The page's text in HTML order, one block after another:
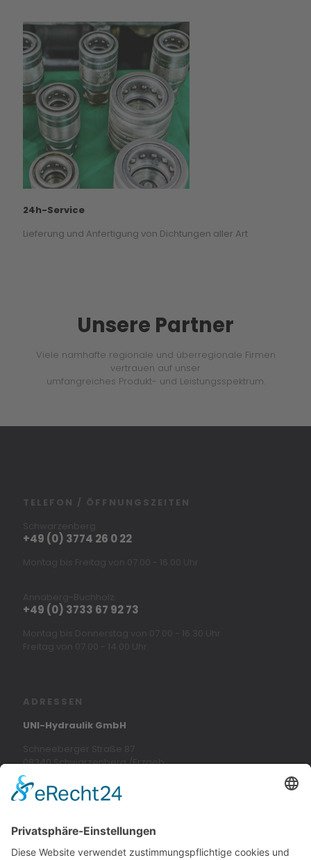
24h-Service
Lieferung und Anfertigung von Dichtungen aller Art
Unsere Partner
Viele namhafte regionale und überregionale Firmen
vertrauen auf unser
umfangreiches Produkt- und Leistungsspektrum.
TELEFON / ÖFFNUNGSZEITEN
+49 (0) 3774 26 0 22
+49 (0) 3733 67 92 73
ADRESSEN
UNI-Hydraulik GmbH
08340 Schwarzenberg /Erzgeb.
info@uni-hydraulik.de
09456 Annaberg-Buchholz
ana@uni-hydraulik.de